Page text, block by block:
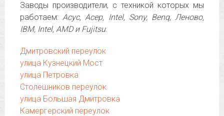
Заводы производители, с техникой которых мы
работаем:Асус, Асер, Intel, Sony, Benq, Леново,
IBM, Intel, AMD и Fujitsu.
Дмитровский переулок
улица Кузнецкий Мост
улица Петровка
Столешников переулок
улица Большая Дмитровка
Камергерский переулок